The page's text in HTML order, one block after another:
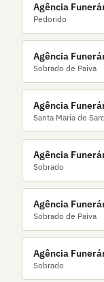
Agência
Pedorido
Agência
Sobrado de Paiva
Agência
Santa Maria de
Agência
Sobrado
Agência
Sobrado de Paiva
Agência
Sobrado